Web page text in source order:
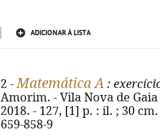
ADICIONAR À LISTA
2 -Matemática A :
Amorim. - Vila Nova de
2018. - 127, [1] p. : il. ; 30
659-858-9